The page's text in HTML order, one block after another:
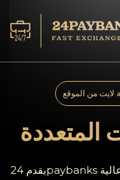
الخدمات
افاحتٍاظٍات
ففشر?اء
المتعددة
لايت من الموقع
يقدم 24paybanks خدمات تحويل الأموال الإلكترونية الدولية عالية